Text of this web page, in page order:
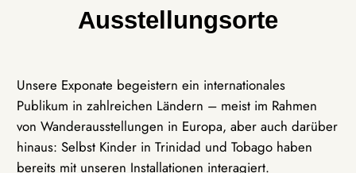
Ausstellungsorte
Unsere Exponate begeistern ein internationales
Publikum in zahlreichen Ländern – meist im Rahmen
von Wanderausstellungen in Europa, aber auch darüber
hinaus: Selbst Kinder in Trinidad und Tobago haben
bereits mit unseren Installationen interagiert.